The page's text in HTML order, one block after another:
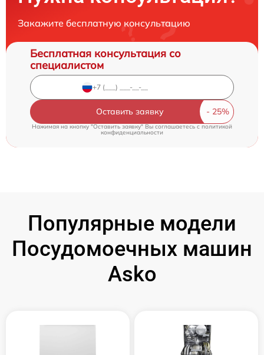
Закажите бесплатную консультацию
Бесплатная консультация со
специалистом
Оставить заявку
Нажимая на кнопку "Оставить заявку" Вы соглашаетесь cполитикой
конфиденциальности
Популярные модели
Посудомоечных машин
Asko